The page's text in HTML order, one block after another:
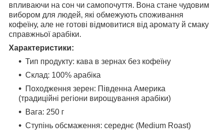
впливаючи на сон чи самопочуття. Вона стане чудовим
вибором для людей, які обмежують споживання
кофеїну, але не готові відмовитися від аромату й смаку
справжньої арабіки.
Характеристики:
Тип продукту: кава в зернах без кофеїну
Склад: 100% арабіка
Походження зерен: Південна Америка
(традиційні регіони вирощування арабіки)
Вага: 250 г
Ступінь обсмаження: середнє (Medium Roast)